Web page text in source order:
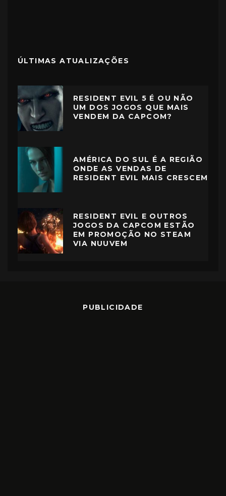
ÚLTIMAS ATUALIZAÇÕES
RESIDENT EVIL 5 É OU NÃO
UM DOS JOGOS QUE MAIS
VENDEM DA CAPCOM?
AMÉRICA DO SUL É A REGIÃO
ONDE AS VENDAS DE
RESIDENT EVIL MAIS CRESCEM
RESIDENT EVIL E OUTROS
JOGOS DA CAPCOM ESTÃO
EM PROMOÇÃO NO STEAM
VIA NUUVEM
PUBLICIDADE